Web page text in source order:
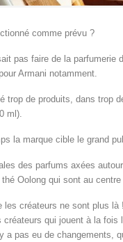
comme prévu ?
pas faire de la
Armani notamment.
trop de produits, dans
ml).
la marque cible le grand
des parfums axées
Oolong qui sont au
les créateurs ne sont plus
qui jouent à la
a pas eu de changements,